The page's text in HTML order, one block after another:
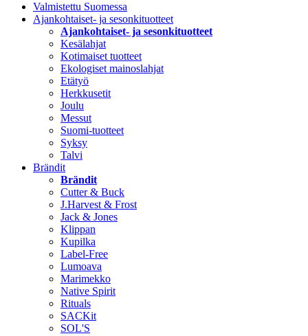
Valmistettu Suomessa
Ajankohtaiset- ja sesonkituotteet
Ajankohtaiset- ja sesonkituotteet
Kesälahjat
Kotimaiset tuotteet
Ekologiset mainoslahjat
Etätyö
Herkkusetit
Joulu
Messut
Suomi-tuotteet
Syksy
Talvi
Brändit
Brändit
Cutter & Buck
J.Harvest & Frost
Jack & Jones
Klippan
Kupilka
Label-Free
Lumoava
Marimekko
Native Spirit
Rituals
SACKit
SOL'S